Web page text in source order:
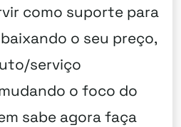
como suporte para
o seu preço,
serviço
o foco do
sabe agora faça